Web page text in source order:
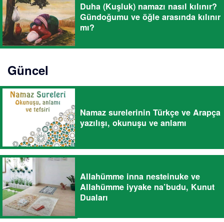
Duha (Kuşluk) namazı nasıl kılınır?
Gündoğumu ve öğle arasında kılınır
mı?
Güncel
Namaz surelerinin Türkçe ve Arapça
yazılışı, okunuşu ve anlamı
Allahümme inna nesteinuke ve
Allahümme iyyake na’budu, Kunut
Duaları